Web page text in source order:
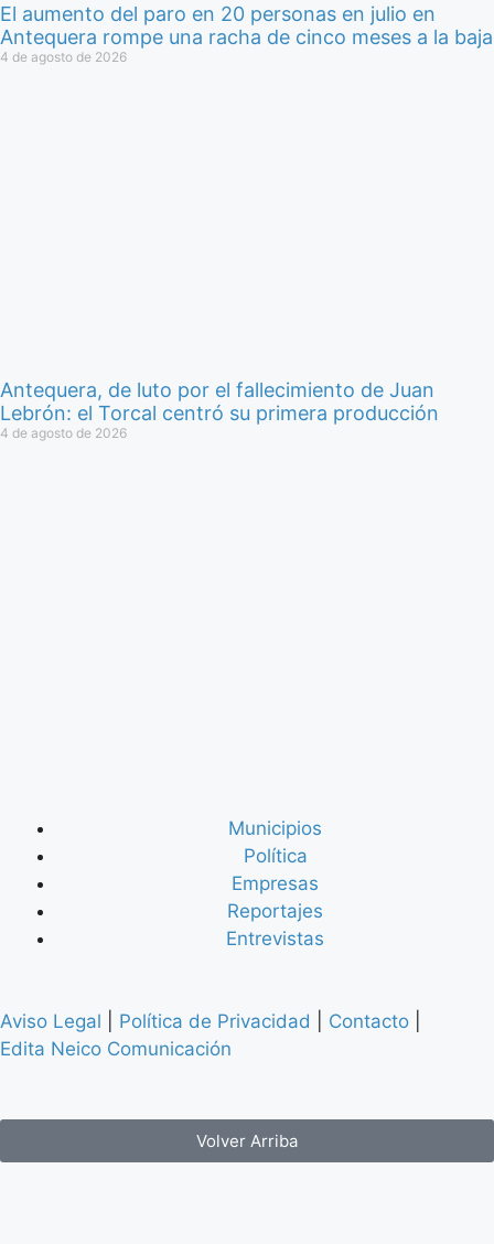
El aumento del paro en 20 personas en julio en
Antequera rompe una racha de cinco meses a la baja
4 de agosto de 2026
Antequera, de luto por el fallecimiento de Juan
Lebrón: el Torcal centró su primera producción
4 de agosto de 2026
Municipios
Política
Empresas
Reportajes
Entrevistas
Aviso Legal Política de Privacidad Contacto
Edita Neico Comunicación
Volver Arriba